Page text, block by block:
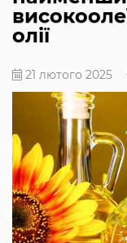
олії
21 лютого 2025